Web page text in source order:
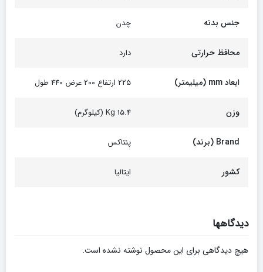
جنس بدنه چدن
محافظ حرارتی دارد
ابعاد mm (میلیمتر) 225 ارتفاع 200 عرض 440 طول
وزن Kg 15.4 (کیلوگرم)
Brand (برند) پنتاکس
کشور ایتالیا
دیدگاهها
هیچ دیدگاهی برای این محصول نوشته نشده است.